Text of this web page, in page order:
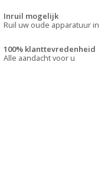
Inruil mogelijk
Ruil uw oude apparatuur in
100% klanttevredenheid
Alle aandacht voor u